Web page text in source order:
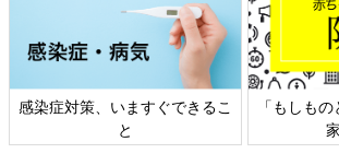
感染症対策、いますぐできるこ
と
「もしも